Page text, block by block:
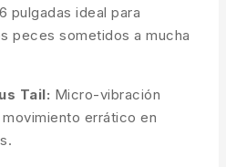
pulgadas ideal para
peces sometidos a mucha
Tail: Micro-vibración
errático en